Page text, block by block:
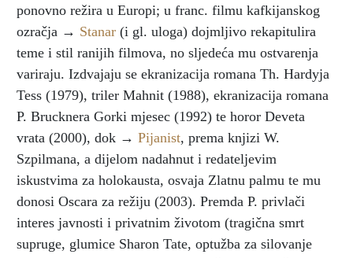
ponovno režira u Europi; u franc. filmu kafkijanskog
ozračja → Stanar (i gl. uloga) dojmljivo rekapitulira
teme i stil ranijih filmova, no sljedeća mu ostvarenja
variraju. Izdvajaju se ekranizacija romana Th. Hardyja
Tess (1979), triler Mahnit (1988), ekranizacija romana
P. Brucknera Gorki mjesec (1992) te horor Deveta
vrata (2000), dok → Pijanist, prema knjizi W.
Szpilmana, a dijelom nadahnut i redateljevim
iskustvima za holokausta, osvaja Zlatnu palmu te mu
donosi Oscara za režiju (2003). Premda P. privlači
interes javnosti i privatnim životom (tragična smrt
supruge, glumice Sharon Tate, optužba za silovanje